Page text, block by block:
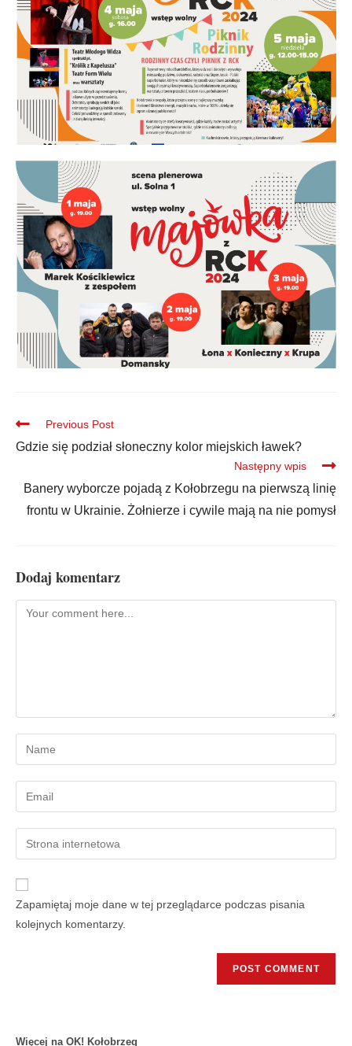
Previous Post
Gdzie się podział słoneczny kolor miejskich ławek?
Następny wpis
Banery wyborcze pojadą z Kołobrzegu na pierwszą linię
frontu w Ukrainie. Żołnierze i cywile mają na nie pomysł
Dodaj komentarz
Zapamiętaj moje dane w tej przeglądarce podczas pisania
kolejnych komentarzy.
Więcej na OK! Kołobrzeg